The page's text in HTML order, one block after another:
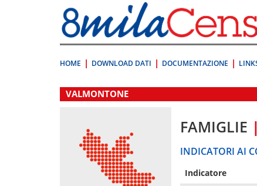
direttamente
a:
Contenuto
HOME DOWNLOAD DATI DOCUMENTAZIONE
.
VALMONTONE
FAMIGLIE |
INDICATORI AI
Indicatore